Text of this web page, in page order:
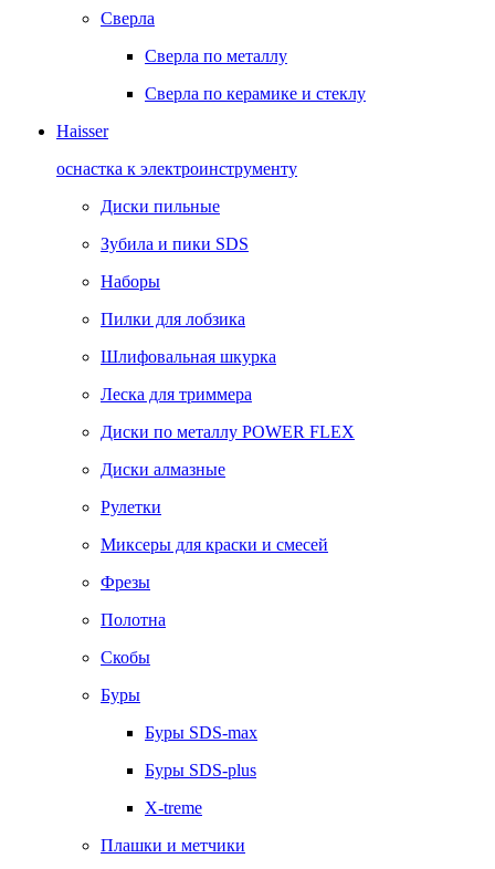
Сверла
Сверла по металлу
Сверла по керамике и стеклу
Haisser
оснастка к электроинструменту
Диски пильные
Зубила и пики SDS
Наборы
Пилки для лобзика
Шлифовальная шкурка
Леска для триммера
Диски по металлу POWER FLEX
Диски алмазные
Рулетки
Миксеры для краски и смесей
Фрезы
Полотна
Скобы
Буры
Буры SDS-max
Буры SDS-plus
X-treme
Плашки и метчики